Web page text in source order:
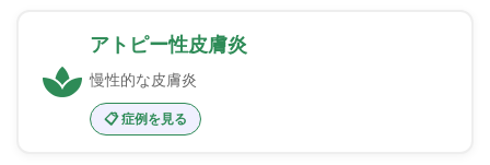
アトピー性皮膚炎
慢性的な皮膚炎
📋 症例を見る